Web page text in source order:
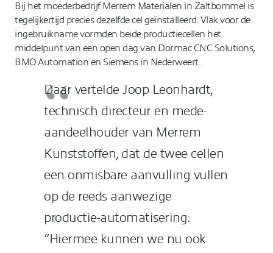
Bij het moederbedrijf Merrem Materialen in Zaltbommel is
tegelijkertijd precies dezelfde cel geïnstalleerd. Vlak voor de
ingebruikname vormden beide productiecellen het
middelpunt van een open dag van Dormac CNC Solutions,
BMO Automation en Siemens in Nederweert.
Daar vertelde Joop Leonhardt,
technisch directeur en mede-
aandeelhouder van Merrem
Kunststoffen, dat de twee cellen
een onmisbare aanvulling vullen
op de reeds aanwezige
productie-automatisering:
“Hiermee kunnen we nu ook